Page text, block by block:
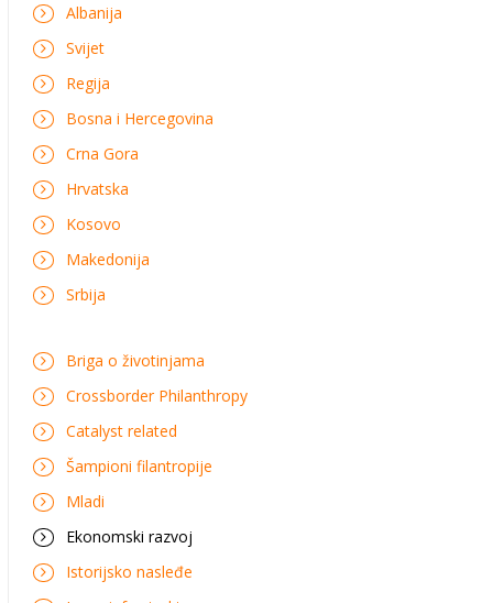
Albanija
Svijet
Regija
Bosna i Hercegovina
Crna Gora
Hrvatska
Kosovo
Makedonija
Srbija
Briga o životinjama
Crossborder Philanthropy
Catalyst related
Šampioni filantropije
Mladi
Ekonomski razvoj
Istorijsko nasleđe